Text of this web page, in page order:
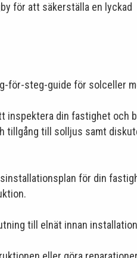
för att säkerställa en lyckad
för-steg-guide för solceller
inspektera din fastighet och
tillgång till solljus samt
för din
till elnät innan